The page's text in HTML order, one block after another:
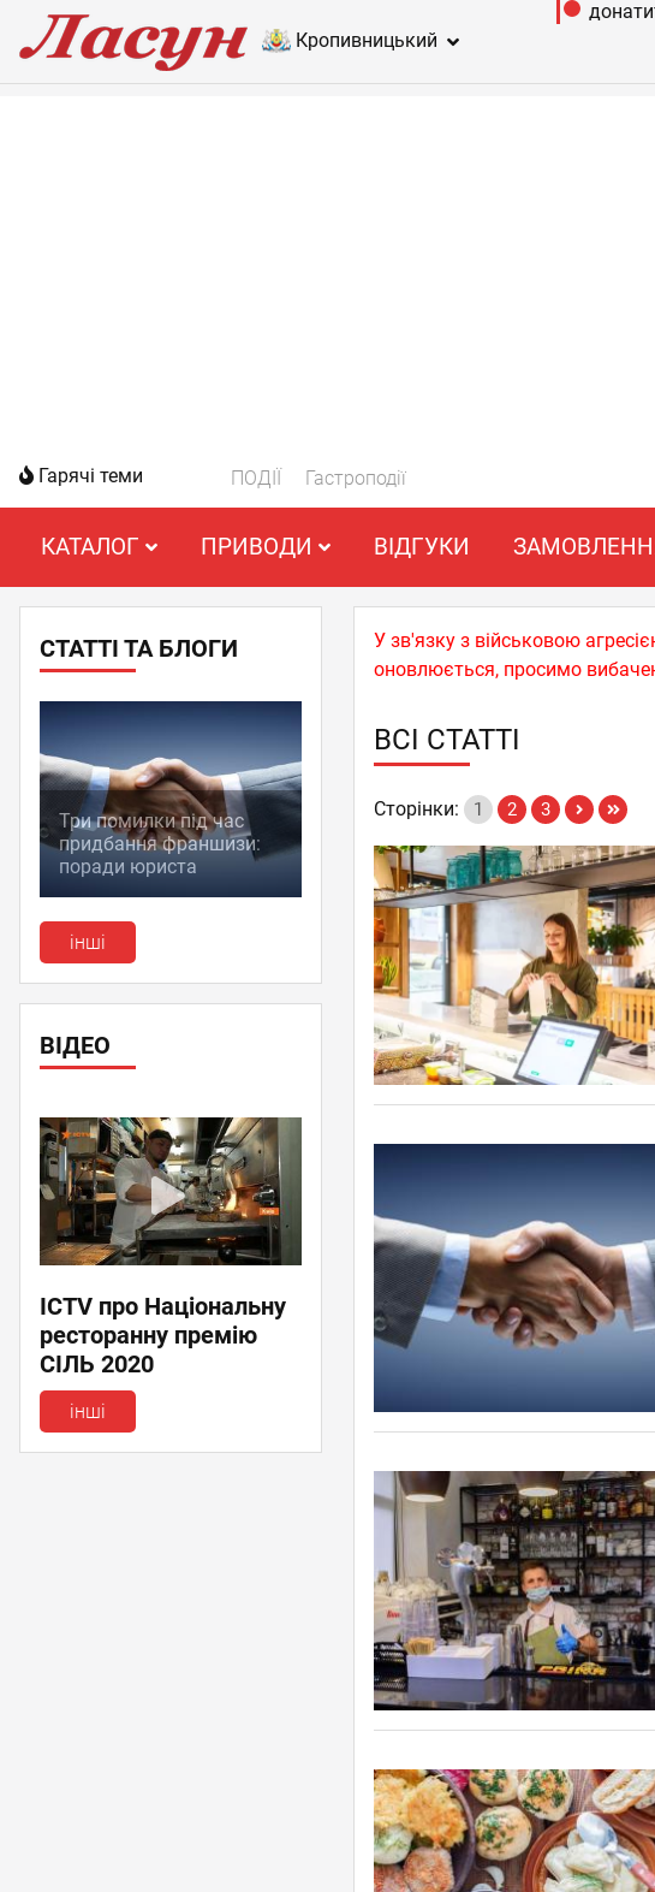
Кропивницький
Гарячі теми ПОДІЇ Гастроподії
КАТАЛОГ ПРИВОДИ ВІДГУКИ
СТАТТІ ТА БЛОГИ
Три помилки під час
придбання франшизи:
поради юриста
інші
ВІДЕО
ICTV про Національну
ресторанну премію
СІЛЬ 2020
інші
У зв'язку з військовою
оновлюється, просимо
ВСІ СТАТТІ
Сторінки: 1 2 3